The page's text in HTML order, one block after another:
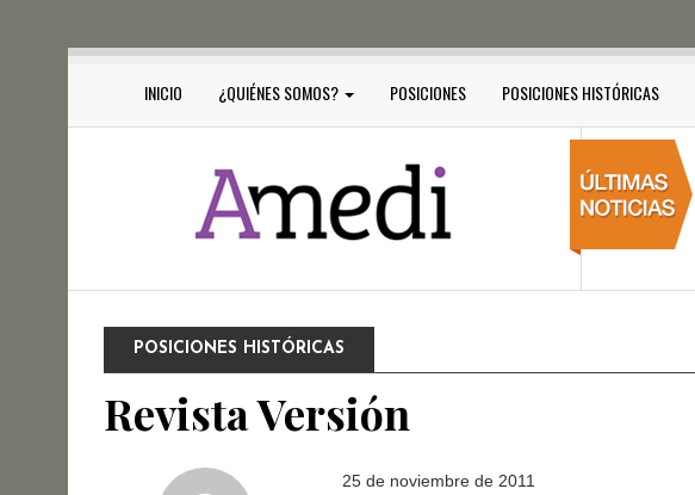
INICIO ¿QUIÉNES SOMOS? POSICIONES POSICIONES HISTÓRICAS
POSICIONES HISTÓRICAS
Revista Versión
25 de noviembre de 2011